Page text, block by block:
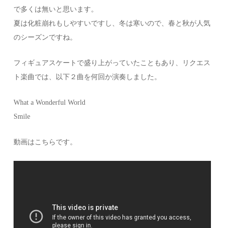
で多くは無いと思います。
夏は化粧崩れもしやすいですし、冬は寒いので、春と秋が人気
のシーズンですね。
フィギュアスケートで盛り上がっていたこともあり、リクエス
ト楽曲では、以下２曲を何回か演奏しました。
What a Wonderful World
Smile
動画はこちらです。